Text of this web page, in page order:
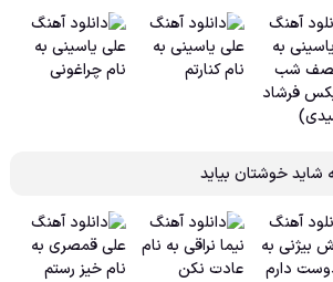
شاید خوشتان بیاید